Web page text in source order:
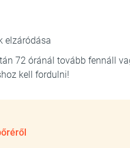
elzáródása
72 óránál tovább fennáll
kell fordulni!